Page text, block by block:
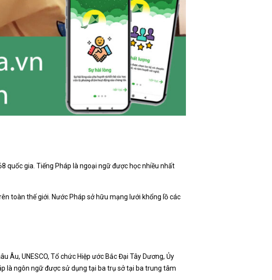
quốc gia. Tiếng Pháp là ngoại ngữ được học nhiều nhất
toàn thế giới. Nước Pháp sở hữu mạng lưới khổng lồ các
Âu, UNESCO, Tổ chức Hiệp ước Bắc Đại Tây Dương, Ủy
là ngôn ngữ được sử dụng tại ba trụ sở tại ba trung tâm